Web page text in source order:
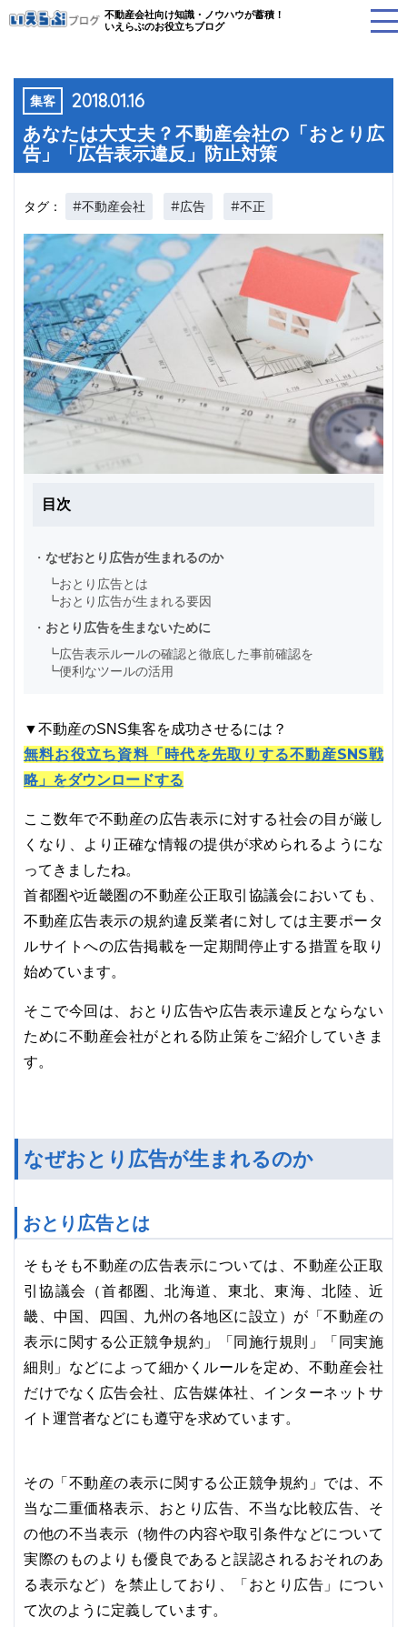
不動産会社向け知識・ノウハウが蓄積！
いえらぶのお役立ちブログ
集客 2018.01.16
あなたは大丈夫？不動産会社の「おとり広
告」「広告表示違反」防止対策
タグ： #不動産会社 #広告 #不正
目次
・ なぜおとり広告が生まれるのか
┗おとり広告とは
┗おとり広告が生まれる要因
・ おとり広告を生まないために
┗広告表示ルールの確認と徹底した事前確認を
┗便利なツールの活用
▼不動産のSNS集客を成功させるには？
無料お役立ち資料「時代を先取りする不動産SNS戦
略」をダウンロードする
ここ数年で不動産の広告表示に対する社会の目が厳し
くなり、より正確な情報の提供が求められるようにな
ってきましたね。
首都圏や近畿圏の不動産公正取引協議会においても、
不動産広告表示の規約違反業者に対しては主要ポータ
ルサイトへの広告掲載を一定期間停止する措置を取り
始めています。
そこで今回は、おとり広告や広告表示違反とならない
ために不動産会社がとれる防止策をご紹介していきま
す。
なぜおとり広告が生まれるのか
おとり広告とは
そもそも不動産の広告表示については、不動産公正取
引協議会（首都圏、北海道、東北、東海、北陸、近
畿、中国、四国、九州の各地区に設立）が「不動産の
表示に関する公正競争規約」「同施行規則」「同実施
細則」などによって細かくルールを定め、不動産会社
だけでなく広告会社、広告媒体社、インターネットサ
イト運営者などにも遵守を求めています。
その「不動産の表示に関する公正競争規約」では、不
当な二重価格表示、おとり広告、不当な比較広告、そ
の他の不当表示（物件の内容や取引条件などについて
実際のものよりも優良であると誤認されるおそれのあ
る表示など）を禁止しており、「おとり広告」につい
て次のように定義しています。